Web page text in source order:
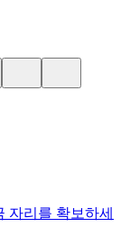
자리를 확보하세